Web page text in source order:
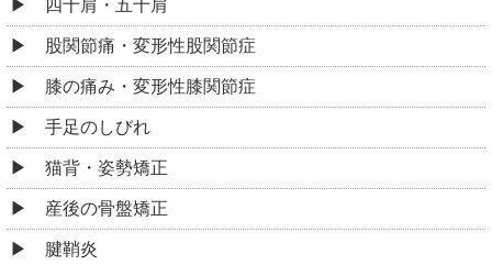
四十肩・五十肩
股関節痛・変形性股関節症
膝の痛み・変形性膝関節症
手足のしびれ
猫背・姿勢矯正
産後の骨盤矯正
腱鞘炎